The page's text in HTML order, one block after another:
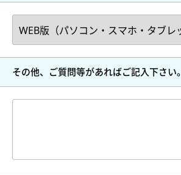
その他、ご質問等があればご記入下さい。